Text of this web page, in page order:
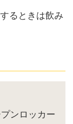
るときは飲み
ンロッカー